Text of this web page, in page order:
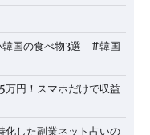
韓国の食べ物3選 #韓国
万円！スマホだけで収益
化した副業ネット占いの